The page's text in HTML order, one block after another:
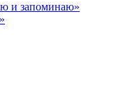
и запоминаю»